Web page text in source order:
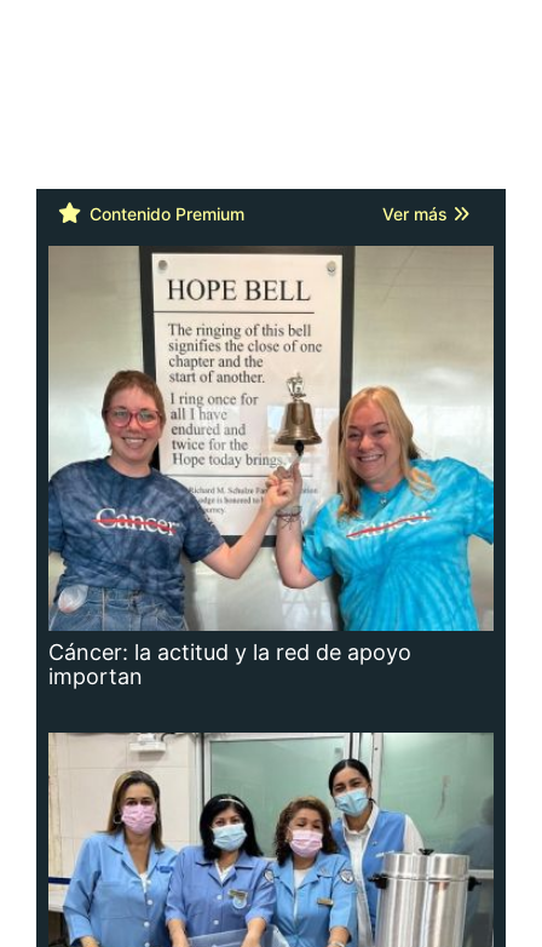
Contenido Premium Ver más
Cáncer: la actitud y la red de apoyo
importan